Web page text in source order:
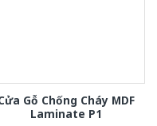
Gỗ Chống Cháy MDF
Laminate P1